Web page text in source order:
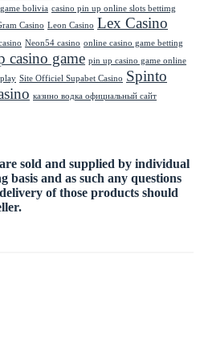
bolivia casino pin up online slots bettimg
Casino Leon Casino Lex Casino
Neon54 casino online casino game betting
casino game pin up casino game online
Site Officiel Supabet Casino Spinto
казино водка официальный сайт
sold and supplied by individual
basis and as such any questions
of those products should